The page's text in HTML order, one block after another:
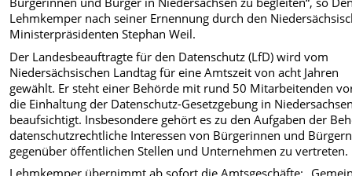
Lehmkemper nach seiner Ernennung durch den
Ministerpräsidenten Stephan Weil.
Der Landesbeauftragte für den Datenschutz (LfD) wird vom
Niedersächsischen Landtag für eine Amtszeit von acht Jahren
gewählt. Er steht einer Behörde mit rund 50 Mitarbeitenden
die Einhaltung der Datenschutz-Gesetzgebung in
beaufsichtigt. Insbesondere gehört es zu den Aufgaben der
datenschutzrechtliche Interessen von Bürgerinnen und Bürgern
gegenüber öffentlichen Stellen und Unternehmen zu vertreten.
Lehmkemper übernimmt ab sofort die Amtsgeschäfte: